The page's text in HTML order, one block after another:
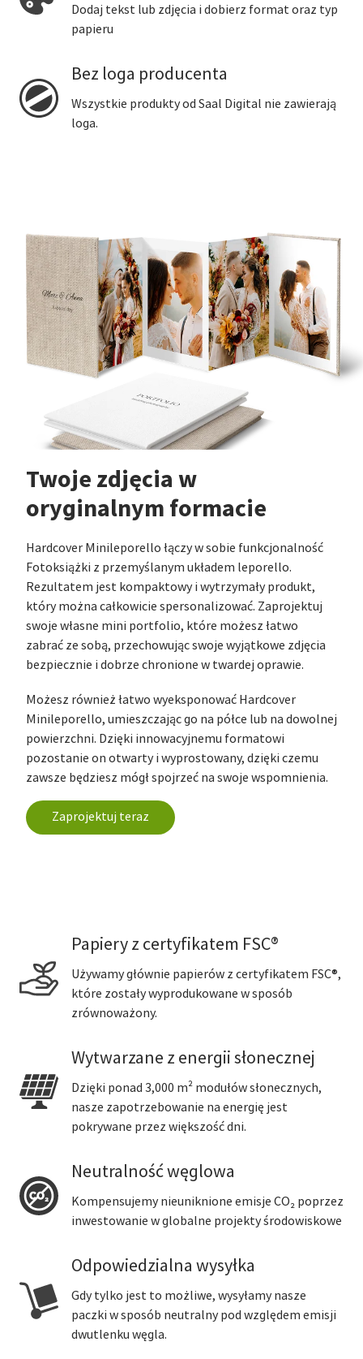
Dodaj tekst lub zdjęcia i dobierz format oraz typ
papieru
Bez loga producenta
Wszystkie produkty od Saal Digital nie zawierają
loga.
Twoje zdjęcia w
oryginalnym formacie
Hardcover Minileporello łączy w sobie funkcjonalność
Fotoksiążki z przemyślanym układem leporello.
Rezultatem jest kompaktowy i wytrzymały produkt,
który można całkowicie spersonalizować. Zaprojektuj
swoje własne mini portfolio, które możesz łatwo
zabrać ze sobą, przechowując swoje wyjątkowe zdjęcia
bezpiecznie i dobrze chronione w twardej oprawie.
Możesz również łatwo wyeksponować Hardcover
Minileporello, umieszczając go na półce lub na dowolnej
powierzchni. Dzięki innowacyjnemu formatowi
pozostanie on otwarty i wyprostowany, dzięki czemu
zawsze będziesz mógł spojrzeć na swoje wspomnienia.
Zaprojektuj teraz
Papiery z certyfikatem FSC®
Używamy głównie papierów z certyfikatem FSC®,
które zostały wyprodukowane w sposób
zrównoważony.
Wytwarzane z energii słonecznej
Dzięki ponad 3,000 m² modułów słonecznych,
nasze zapotrzebowanie na energię jest
pokrywane przez większość dni.
Neutralność węglowa
Kompensujemy nieuniknione emisje CO₂ poprzez
inwestowanie w globalne projekty środowiskowe
Odpowiedzialna wysyłka
Gdy tylko jest to możliwe, wysyłamy nasze
paczki w sposób neutralny pod względem emisji
dwutlenku węgla.